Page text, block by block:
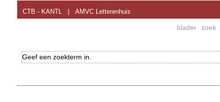
CTB - KANTL AMVC Letterenhuis
blader zoek
Geef een zoekterm in.